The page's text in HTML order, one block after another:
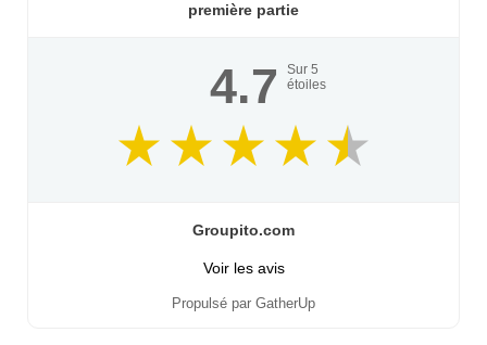
première partie
4.7 Sur 5
étoiles
Groupito.com
Voir les avis
Propulsé par GatherUp